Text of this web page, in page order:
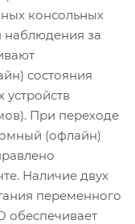
консольных
наблюдения за
состояния
При переходе
(офлайн)
Наличие двух
переменного
обеспечивает